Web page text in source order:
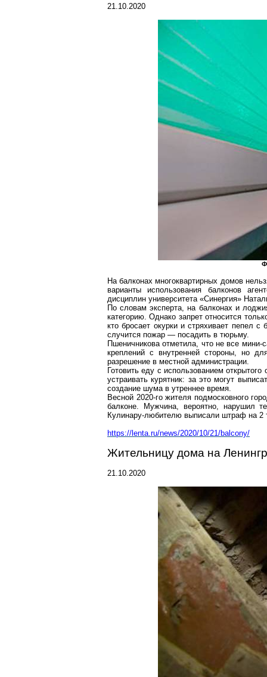
21.10.2020
На балконах многоквартирных домов
варианты использования балконов
дисциплин университета «Синергия»
По словам эксперта, на балконах и
категорию. Однако запрет относится
кто бросает окурки и стряхивает пепел
случится пожар — посадить в тюрьму.
Пшеничниковаотметила, что не все мини-
креплений с внутренней стороны, но
разрешение в местной администрации.
Готовить еду с использованием
устраивать курятник: за это могут
создание шума в утреннее время.
Весной 2020-го жителя подмосковного
балконе. Мужчина, вероятно, нарушил
Кулинару-любителю выписали штраф на 2
https://lenta.ru/news/2020/10/21/balcony/
Жительницу дома на
21.10.2020